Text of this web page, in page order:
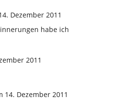
Dezember 2011
habe ich
2011
14. Dezember 2011